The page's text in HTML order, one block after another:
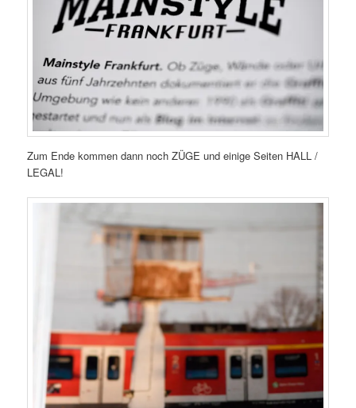
Zum Ende kommen dann noch ZÜGE und einige Seiten HALL /
LEGAL!